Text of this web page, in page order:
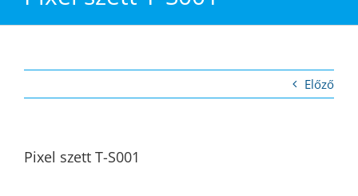
Előző
Pixel szett T-S001